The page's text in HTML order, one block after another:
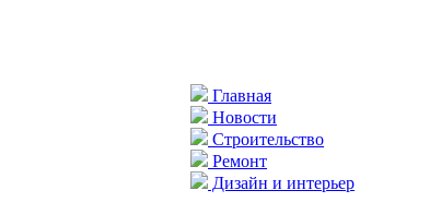
Главная
Новости
Строительство
Ремонт
Дизайн и интерьер